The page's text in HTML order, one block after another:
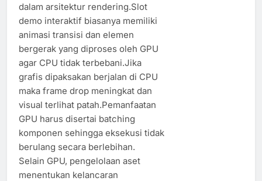
dalam arsitektur rendering.Slot
demo interaktif biasanya memiliki
animasi transisi dan elemen
bergerak yang diproses oleh GPU
agar CPU tidak terbebani.Jika
grafis dipaksakan berjalan di CPU
maka frame drop meningkat dan
visual terlihat patah.Pemanfaatan
GPU harus disertai batching
komponen sehingga eksekusi tidak
berulang secara berlebihan.
Selain GPU, pengelolaan aset
menentukan kelancaran